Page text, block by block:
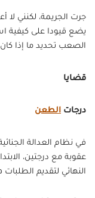
جرت الجريمة، لكنني لا
يضع قيودا على كيفية
الصعب تحديد ما إذا كان
قضايا
درجات الطعن
في نظام العدالة
عقوبة مع درجتين،
النهائي لتقديم